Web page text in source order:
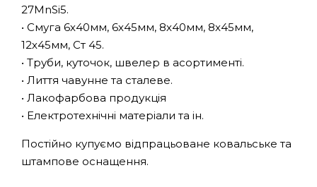
27MnSi5.
• Смуга 6х40мм, 6х45мм, 8х40мм, 8х45мм,
12х45мм, Ст 45.
• Труби, куточок, швелер в асортименті.
• Лиття чавунне та сталеве.
• Лакофарбова продукція
• Електротехнічні матеріали та ін.
Постійно купуємо відпрацьоване ковальське та
штампове оснащення.